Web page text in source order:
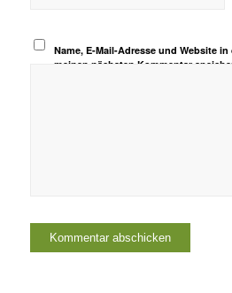
Name, E-Mail-Adresse und Website
meinen nächsten Kommentar